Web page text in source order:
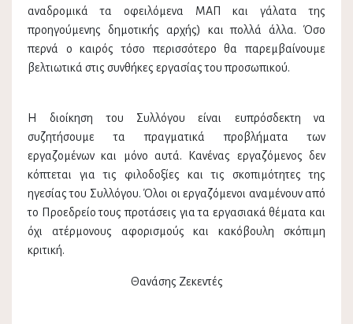
αναδρομικά τα οφειλόμενα ΜΑΠ και γάλατα της
προηγούμενης δημοτικής αρχής) και πολλά άλλα. Όσο
περνά ο καιρός τόσο περισσότερο θα παρεμβαίνουμε
βελτιωτικά στις συνθήκες εργασίας του προσωπικού.
Η διοίκηση του Συλλόγου είναι ευπρόσδεκτη να
συζητήσουμε τα πραγματικά προβλήματα των
εργαζομένων και μόνο αυτά. Κανένας εργαζόμενος δεν
κόπτεται για τις φιλοδοξίες και τις σκοπιμότητες της
ηγεσίας του Συλλόγου. Όλοι οι εργαζόμενοι αναμένουν από
το Προεδρείο τους προτάσεις για τα εργασιακά θέματα και
όχι ατέρμονους αφορισμούς και κακόβουλη σκόπιμη
κριτική.
Θανάσης Ζεκεντές